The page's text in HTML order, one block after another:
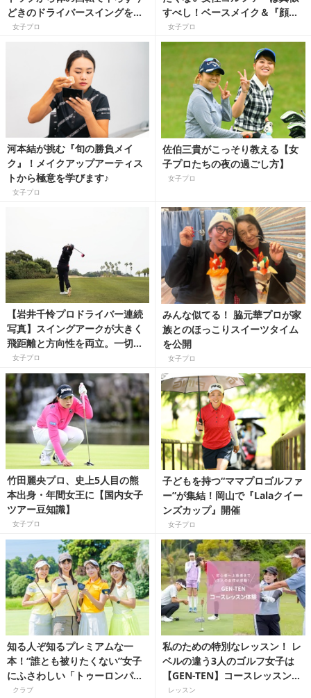
どきのドライバースイングを解
説
女子プロ
すべし！ベースメイク＆『顔の
日やけ止め』塗り直し術
女子プロ
河本結が挑む『旬の勝負メイ
ク』！メイクアップアーティス
トから極意を学びます♪
女子プロ
佐伯三貴がこっそり教える【女
子プロたちの夜の過ごし方】
女子プロ
【岩井千怜プロドライバー連続
写真】スイングアークが大きく
飛距離と方向性を両立。一切ム
ダのない完ぺきスイングは必
見！
女子プロ
みんな似てる！ 脇元華プロが家
族とのほっこりスイーツタイム
を公開
女子プロ
竹田麗央プロ、史上5人目の熊
本出身・年間女王に【国内女子
ツアー豆知識】
女子プロ
子どもを持つ“ママプロゴルファ
ー”が集結！岡山で『Lalaクイー
ンズカップ』開催
女子プロ
知る人ぞ知るプレミアムな一
本！“誰とも被りたくない”女子
にふさわしい「トゥーロンパタ
ー」がゴルフスタイルを格上げ
クラブ
私のための特別なレッスン！ レ
ベルの違う3人のゴルフ女子は
【GEN-TEN】コースレッスンで
どう変わる？
レッスン